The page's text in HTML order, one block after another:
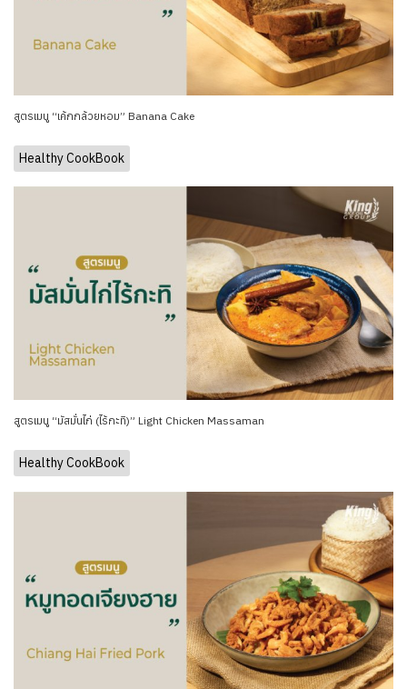
สูตรเมนู “เค้กกล้วยหอม” Banana Cake
Healthy CookBook
สูตรเมนู “มัสมั่นไก่ (ไร้กะทิ)” Light Chicken Massaman
Healthy CookBook